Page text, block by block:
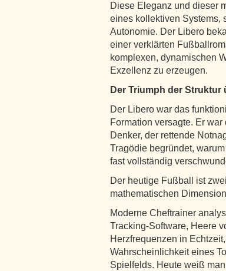
Diese Eleganz und dieser
eines kollektiven Systems,
Autonomie. Der Libero
einer verklärten
komplexen, dynamischen
Exzellenz zu erzeugen.
Der Triumph der Struktur
Der Libero war das
Formation versagte. Er
Denker, der rettende
Tragödie begründet,
fast vollständig
Der heutige Fußball ist
mathematischen
Moderne Cheftrainer
Tracking-Software, Heere
Herzfrequenzen in
Wahrscheinlichkeit eines
Spielfelds. Heute weiß